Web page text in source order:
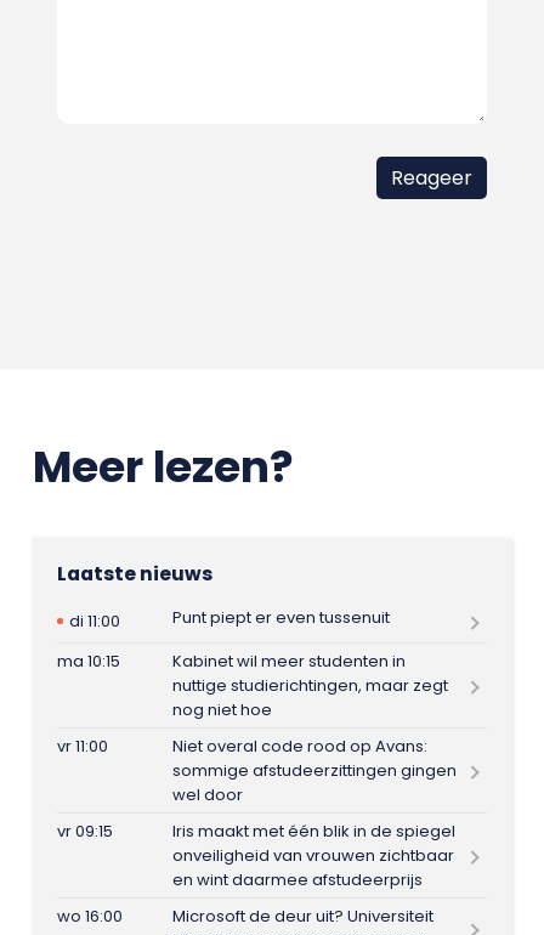
Meer lezen?
Laatste nieuws
di 11:00
Punt piept er even tussenuit
ma 10:15
Kabinet wil meer studenten in
nuttige studierichtingen, maar zegt
nog niet hoe
vr 11:00
Niet overal code rood op Avans:
sommige afstudeerzittingen gingen
wel door
vr 09:15
Iris maakt met één blik in de spiegel
onveiligheid van vrouwen zichtbaar
en wint daarmee afstudeerprijs
wo 16:00
Microsoft de deur uit? Universiteit